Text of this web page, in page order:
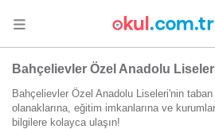
Bahçelievler Özel Anadolu
Bahçelievler Özel Anadolu Liseleri'nin taban
olanaklarına, eğitim imkanlarına ve
bilgilere kolayca ulaşın!